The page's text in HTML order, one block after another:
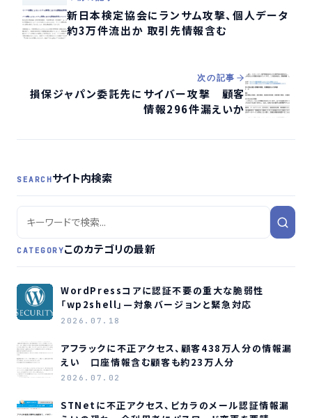
新日本検定協会にランサム攻撃、個人データ
約3万件流出か 取引先情報含む
次の記事
損保ジャパン委託先にサイバー攻撃 顧客
情報296件漏えいか
SEARCHサイト内検索
CATEGORYこのカテゴリの最新
WordPressコアに認証不要の重大な脆弱性
「wp2shell」—対象バージョンと緊急対応
2026.07.18
アフラックに不正アクセス、顧客438万人分の情報漏
えい 口座情報含む顧客も約23万人分
2026.07.02
STNetに不正アクセス、ピカラのメール認証情報漏